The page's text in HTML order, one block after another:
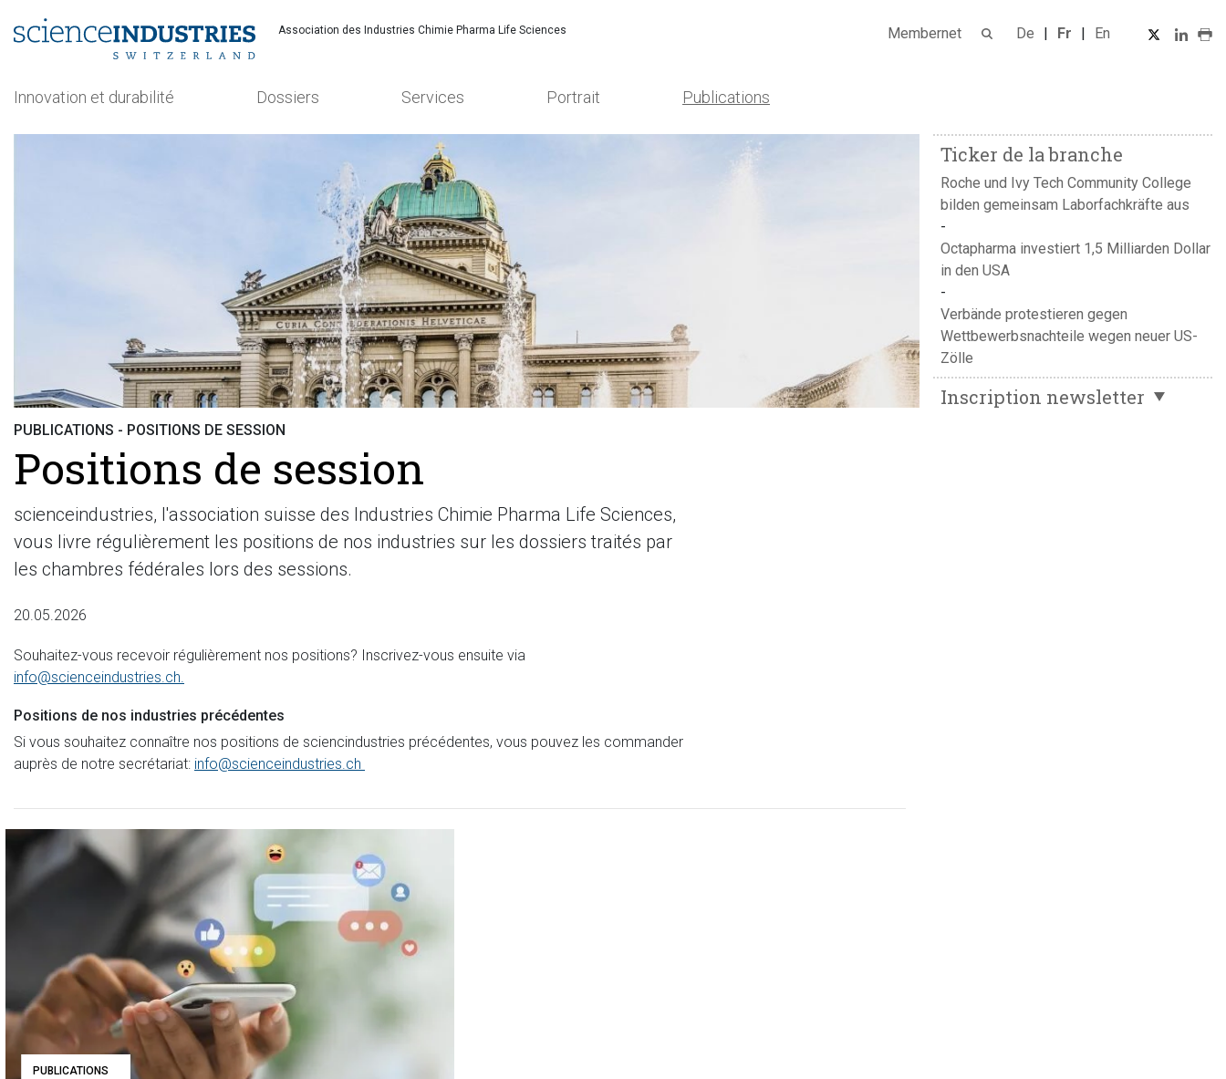
Association des Industries Chimie Pharma Life Sciences Membernet De Fr En
Innovation et durabilité Dossiers Services Portrait Publications
PUBLICATIONS - POSITIONS DE SESSION
Positions de session
scienceindustries, l'association suisse des Industries Chimie Pharma Life Sciences,
vous livre régulièrement les positions de nos industries sur les dossiers traités par
les chambres fédérales lors des sessions.
20.05.2026
Souhaitez-vous recevoir régulièrement nos positions? Inscrivez-vous ensuite via
info@scienceindustries.ch.
Positions de nos industries précédentes
Si vous souhaitez connaître nos positions de sciencindustries précédentes, vous pouvez les commander
auprès de notre secrétariat: info@scienceindustries.ch
PUBLICATIONS
Ticker de la branche
Roche und Ivy Tech Community College
bilden gemeinsam Laborfachkräfte aus
Octapharma investiert 1,5 Milliarden Dollar
in den USA
Verbände protestieren gegen
Wettbewerbsnachteile wegen neuer US-
Zölle
Inscription newsletter